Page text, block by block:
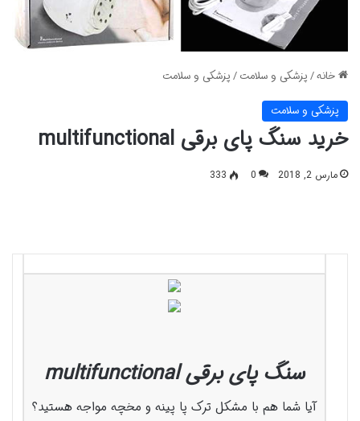
خانه/پزشکی و سلامت/پزشکی و سلامت
پزشکی و سلامت
خرید سنگ پای برقی multifunctional
مارس 2, 2018 0
333
سنگ پای برقی multifunctional
آیا شما هم با مشکل ترک پا پینه و مخچه مواجه هستید؟